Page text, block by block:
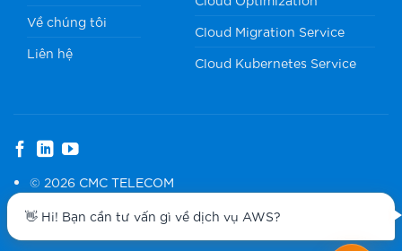
👋 Hi! Bạn cần tư vấn gì về dịch vụ AWS?
Về chúng tôi
Liên hệ
Cloud Migration Service
Cloud Kubernetes Service
© 2026 CMC TELECOM
Chính sách bảo mật